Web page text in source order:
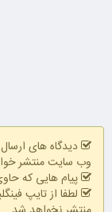
دیدگاه های
وب سایت منتشر
پیام هایی که
لطفا از تایپ